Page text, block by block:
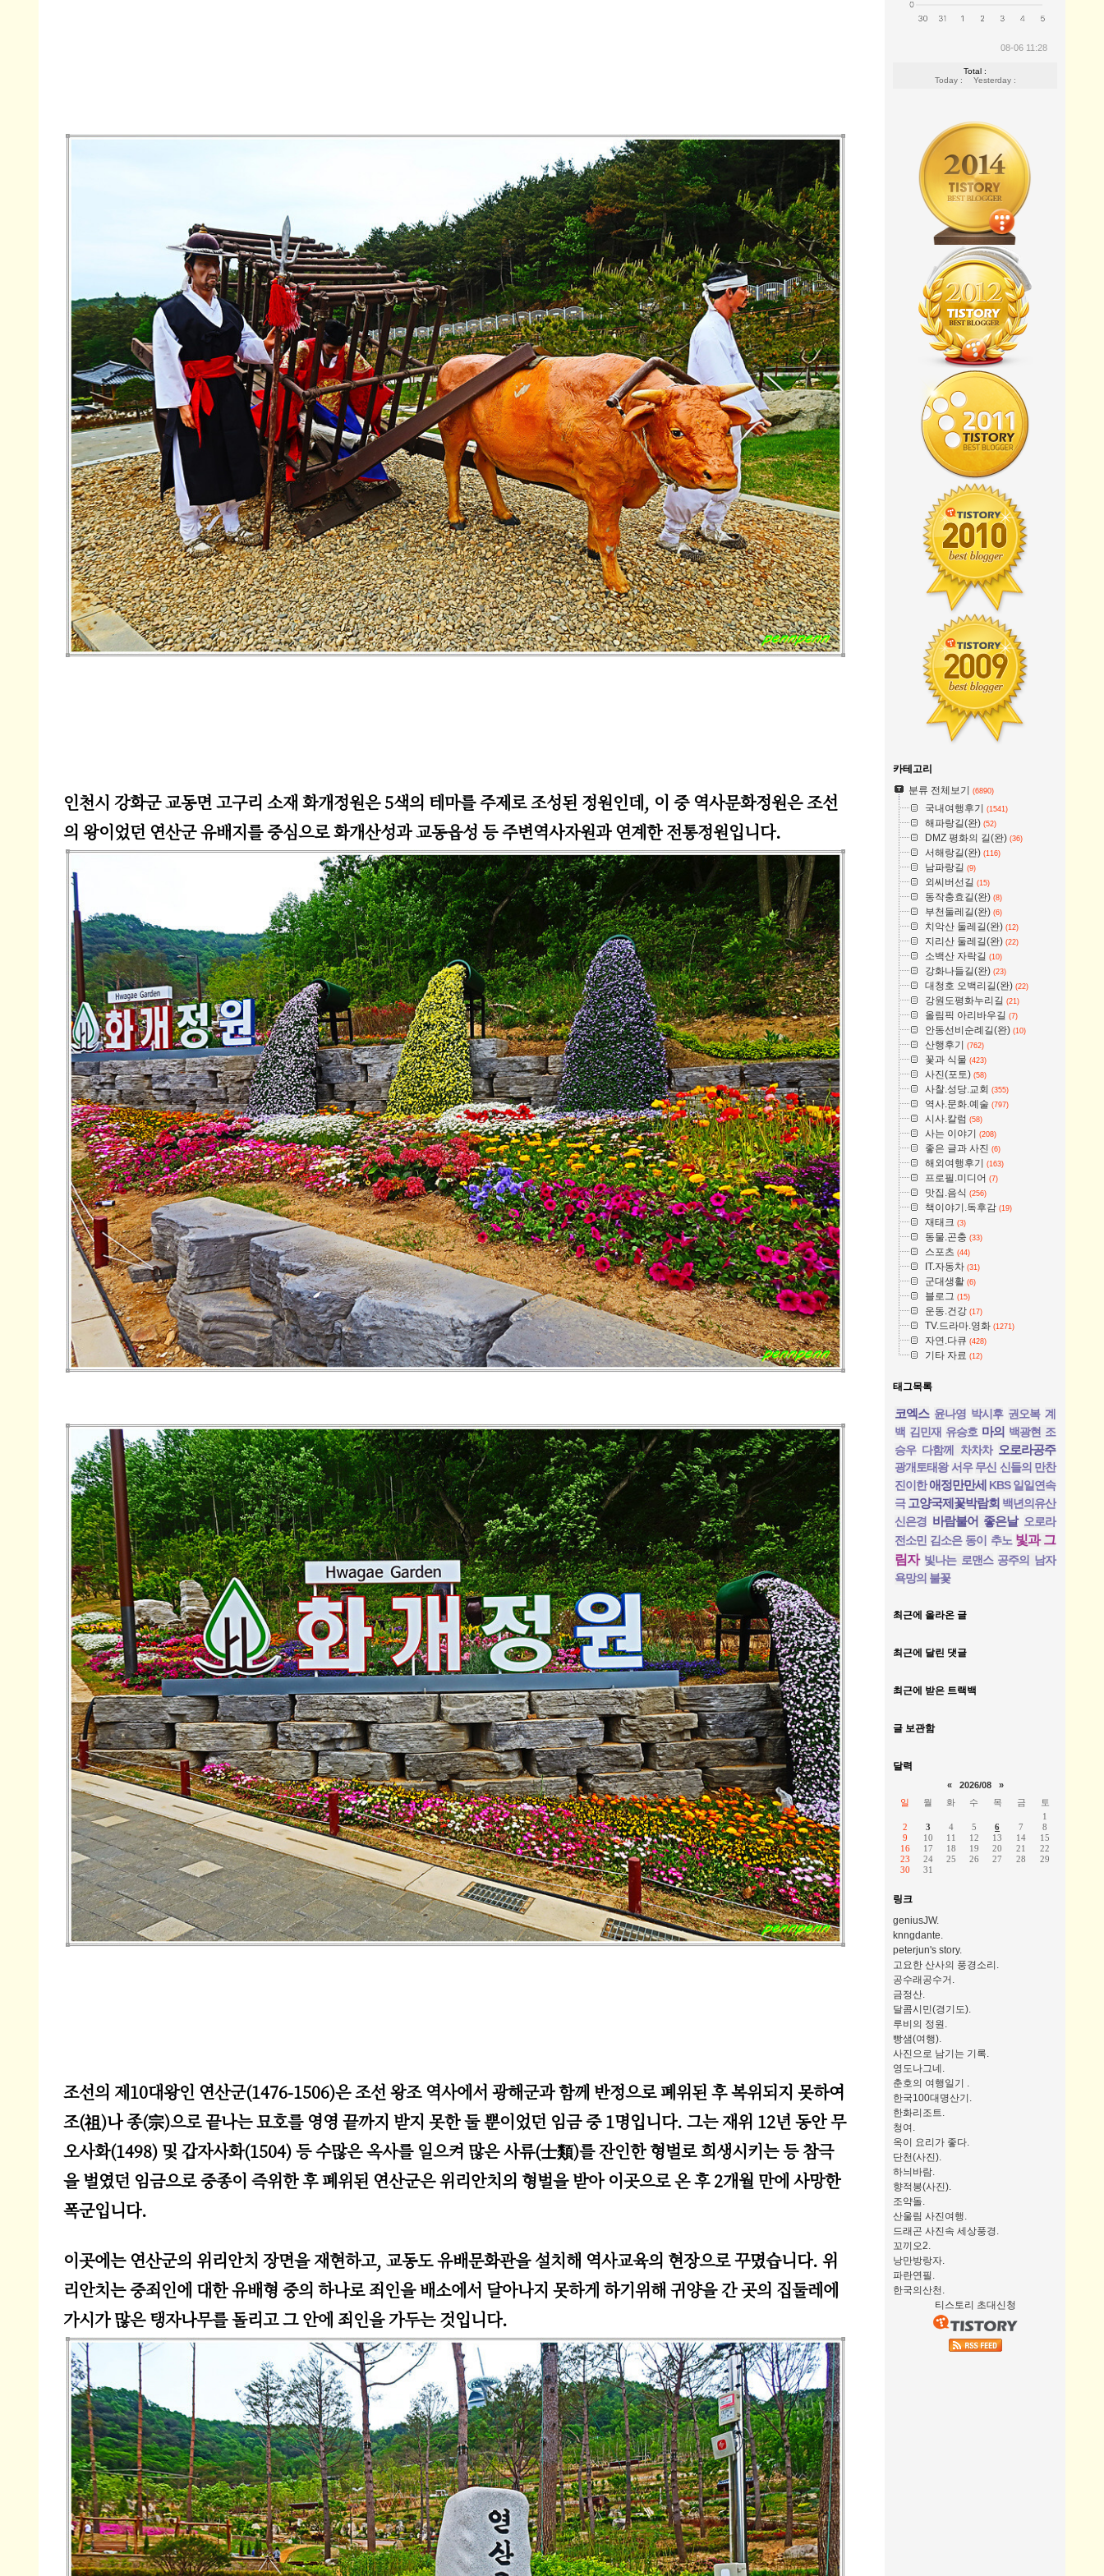
인천시 강화군 교동면 고구리 소재 화개정원은 5색의 테마를 주제로 조성된 정원인데, 이 중 역사문화정원은 조선
의 왕이었던 연산군 유배지를 중심으로 화개산성과 교동읍성 등 주변역사자원과 연계한 전통정원입니다.
조선의 제10대왕인 연산군(1476-1506)은 조선 왕조 역사에서 광해군과 함께 반정으로 폐위된 후 복위되지 못하여
조(祖)나 종(宗)으로 끝나는 묘호를 영영 끝까지 받지 못한 둘 뿐이었던 임금 중 1명입니다. 그는 재위 12년 동안 무
오사화(1498) 및 갑자사화(1504) 등 수많은 옥사를 일으켜 많은 사류(士類)를 잔인한 형벌로 희생시키는 등 참극
을 벌였던 임금으로 중종이 즉위한 후 폐위된 연산군은 위리안치의 형벌을 받아 이곳으로 온 후 2개월 만에 사망한
폭군입니다.
이곳에는 연산군의 위리안치 장면을 재현하고, 교동도 유배문화관을 설치해 역사교육의 현장으로 꾸몄습니다. 위
리안치는 중죄인에 대한 유배형 중의 하나로 죄인을 배소에서 달아나지 못하게 하기위해 귀양을 간 곳의 집둘레에
가시가 많은 탱자나무를 돌리고 그 안에 죄인을 가두는 것입니다.
08-06 11:28
Total :
Today :
Yesterday :
카테고리
분류 전체보기 (6890)
국내여행후기 (1541)
해파랑길(완) (52)
DMZ 평화의 길(완) (36)
서해랑길(완) (116)
남파랑길 (9)
외씨버선길 (15)
동작충효길(완) (8)
부천둘레길(완) (6)
치악산 둘레길(완) (12)
지리산 둘레길(완) (22)
소백산 자락길 (10)
강화나들길(완) (23)
대청호 오백리길(완) (22)
강원도평화누리길 (21)
올림픽 아리바우길 (7)
안동선비순례길(완) (10)
산행후기 (762)
꽃과 식물 (423)
사진(포토) (58)
사찰.성당.교회 (355)
역사.문화.예술 (797)
시사.칼럼 (58)
사는 이야기 (208)
좋은 글과 사진 (6)
해외여행후기 (163)
프로필.미디어 (7)
맛집.음식 (256)
책이야기.독후감 (19)
재태크 (3)
동물.곤충 (33)
스포츠 (44)
IT.자동차 (31)
군대생활 (6)
블로그 (15)
운동.건강 (17)
TV.드라마.영화 (1271)
자연.다큐 (428)
기타 자료 (12)
태그목록
코엑스 윤나영 박시후 권오복 계
백 김민재 유승호 마의 백광현 조
승우 다함께 차차차 오로라공주
광개토태왕 서우 무신 신들의 만찬
진이한 애정만만세 KBS 일일연속
극 고양국제꽃박람회 백년의유산
신은경 바람불어 좋은날 오로라
전소민 김소은 동이 추노 빛과 그
림자 빛나는 로맨스 공주의 남자
욕망의 불꽃
최근에 올라온 글
최근에 달린 댓글
최근에 받은 트랙백
글 보관함
달력
« 2026/08
»
일
월 화 수 목 금
토
1
2
3 4 5 6 7
8
9
10 11 12 13 14
15
16
17 18 19 20 21
22
23
24 25 26 27 28
29
30
31
링크
geniusJW.
knngdante.
peterjun's story.
고요한 산사의 풍경소리.
공수래공수거.
금정산.
달콤시민(경기도).
루비의 정원.
빵샘(여행).
사진으로 남기는 기록.
영도나그네.
춘호의 여행일기 .
한국100대명산기.
한화리조트.
청여.
옥이 요리가 좋다.
단천(사진).
하늬바람.
향적봉(사진).
조약돌.
산울림 사진여행.
드래곤 사진속 세상풍경.
꼬끼오2.
낭만방랑자.
파란연필.
한국의산천.
티스토리 초대신청